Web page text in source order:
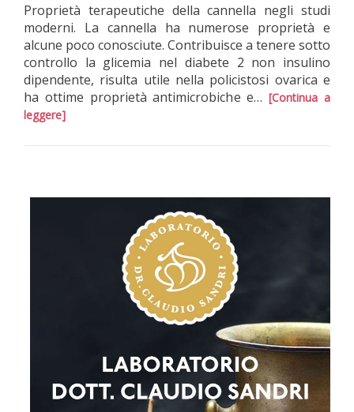
Proprietà terapeutiche della cannella negli studi
moderni. La cannella ha numerose proprietà e
alcune poco conosciute. Contribuisce a tenere sotto
controllo la glicemia nel diabete 2 non insulino
dipendente, risulta utile nella policistosi ovarica e
ha ottime proprietà antimicrobiche e…[Continua a
leggere]